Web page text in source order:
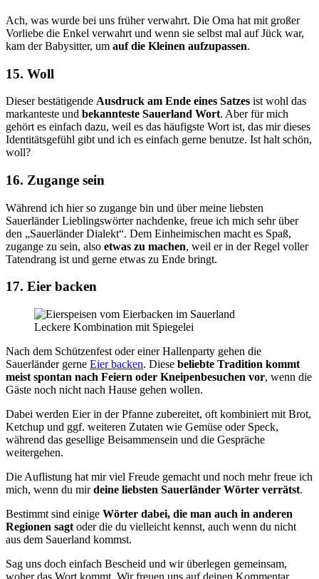
Ach, was wurde bei uns früher verwahrt. Die Oma hat mit großer
Vorliebe die Enkel verwahrt und wenn sie selbst mal auf Jück war,
kam der Babysitter, um auf die Kleinen aufzupassen.
15. Woll
Dieser bestätigende Ausdruck am Ende eines Satzes ist wohl das
markanteste und bekannteste Sauerland Wort. Aber für mich
gehört es einfach dazu, weil es das häufigste Wort ist, das mir dieses
Identitätsgefühl gibt und ich es einfach gerne benutze. Ist halt schön,
woll?
16. Zugange sein
Während ich hier so zugange bin und über meine liebsten
Sauerländer Lieblingswörter nachdenke, freue ich mich sehr über
den „Sauerländer Dialekt“. Dem Einheimischen macht es Spaß,
zugange zu sein, also etwas zu machen, weil er in der Regel voller
Tatendrang ist und gerne etwas zu Ende bringt.
17. Eier backen
Leckere Kombination mit Spiegelei
Nach dem Schützenfest oder einer Hallenparty gehen die
Sauerländer gerne Eier backen. Diese beliebte Tradition kommt
meist spontan nach Feiern oder Kneipenbesuchen vor, wenn die
Gäste noch nicht nach Hause gehen wollen.
Dabei werden Eier in der Pfanne zubereitet, oft kombiniert mit Brot,
Ketchup und ggf. weiteren Zutaten wie Gemüse oder Speck,
während das gesellige Beisammensein und die Gespräche
weitergehen.
Die Auflistung hat mir viel Freude gemacht und noch mehr freue ich
mich, wenn du mirdeine liebsten Sauerländer Wörter verrätst.
Bestimmt sind einige Wörter dabei, die man auch in anderen
Regionen sagt oder die du vielleicht kennst, auch wenn du nicht
aus dem Sauerland kommst.
Sag uns doch einfach Bescheid und wir überlegen gemeinsam,
woher das Wort kommt. Wir freuen uns auf deinen Kommentar.